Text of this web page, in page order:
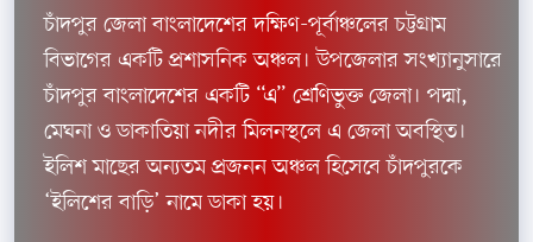
চাঁদপুর জেলা বাংলাদেশের দক্ষিণ-পূর্বাঞ্চলের চট্টগ্রাম
বিভাগের একটি প্রশাসনিক অঞ্চল। উপজেলার সংখ্যানুসারে
চাঁদপুর বাংলাদেশের একটি “এ” শ্রেণিভুক্ত জেলা। পদ্মা,
মেঘনা ও ডাকাতিয়া নদীর মিলনস্থলে এ জেলা অবস্থিত।
ইলিশ মাছের অন্যতম প্রজনন অঞ্চল হিসেবে চাঁদপুরকে
‘ইলিশের বাড়ি’ নামে ডাকা হয়।